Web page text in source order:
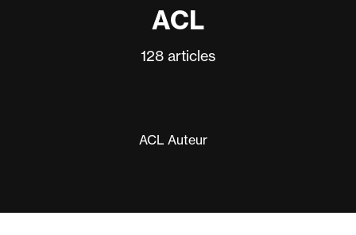
ACL
128 articles
ACL Auteur